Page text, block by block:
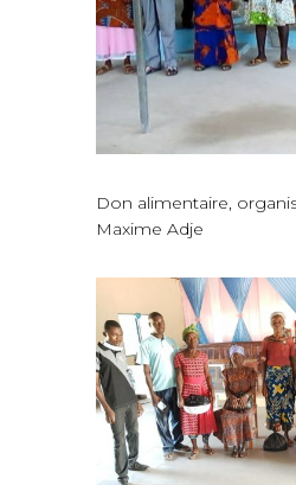
Don alimentaire,
Maxime Adje